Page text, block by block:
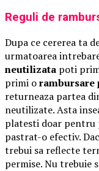
Reguli de
Dupa ce cererea ta
urmatoarea
neutilizata poti
primi orambursare
returneaza partea
neutilizate. Asta
platesti doar pentru
pastrat-o efectiv.
trebui sa reflecte
permise. Nu trebuie